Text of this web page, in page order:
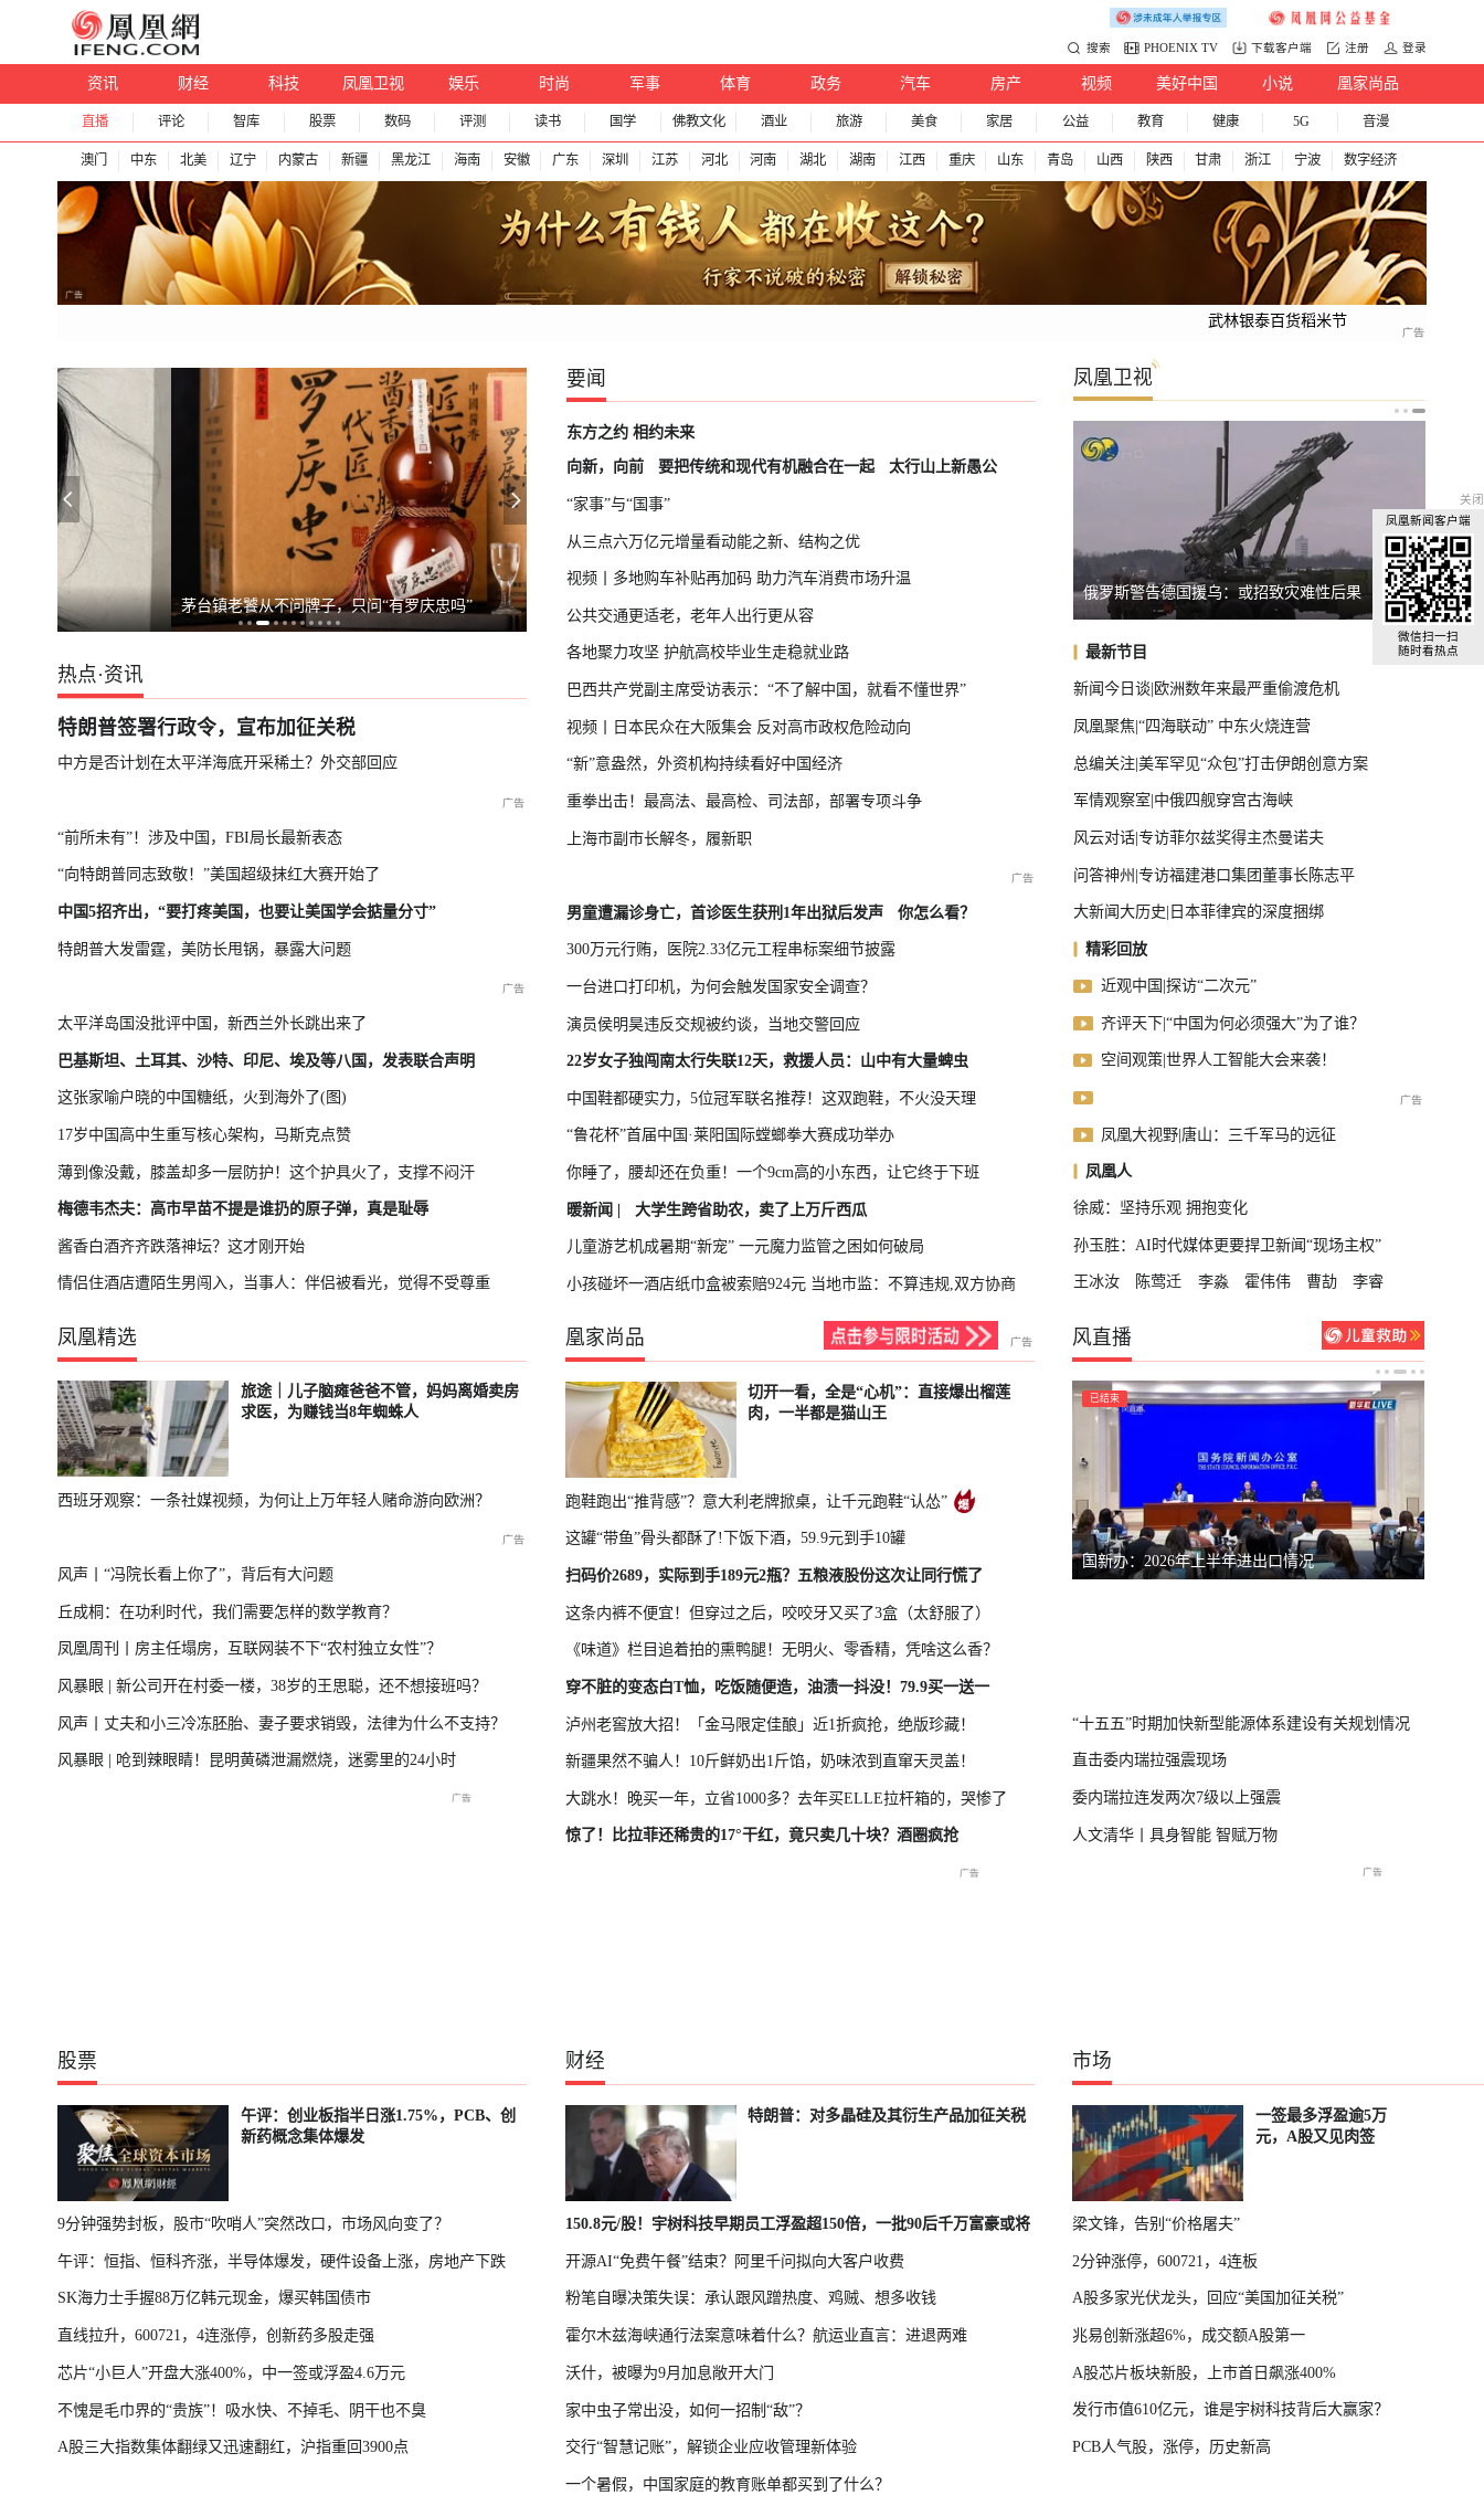
搜索 PHOENIX TV 下载客户端 注册 登录
资讯 财经 科技 凤凰卫视 娱乐 时尚 军事 体育 政务 汽车 房产 视频 美好中国 小说 凰家尚品
直播 评论 智库 股票 数码 评测 读书 国学 佛教文化 酒业 旅游 美食 家居 公益 教育 健康 5G 音漫
澳门 中东 北美 辽宁 内蒙古 新疆 黑龙江 海南 安徽 广东 深圳 江苏 河北 河南 湖北 湖南 江西 重庆 山东 青岛 山西 陕西 甘肃 浙江 宁波 数字经济
武林银泰百货稻米节
茅台镇老饕从不问牌子，只问“有罗庆忠吗” U17国足三连胜晋级半决赛 全球汽车前十，中国占了三把椅子
热点 ·资讯
特朗普签署行政令，宣布加征关税
中方是否计划在太平洋海底开采稀土？外交部回应
“前所未有”！涉及中国，FBI局长最新表态
“向特朗普同志致敬！”美国超级抹红大赛开始了
中国5招齐出，“要打疼美国，也要让美国学会掂量分寸”
特朗普大发雷霆，美防长甩锅，暴露大问题
太平洋岛国没批评中国，新西兰外长跳出来了
巴基斯坦、土耳其、沙特、印尼、埃及等八国，发表联合声明
这张家喻户晓的中国糖纸，火到海外了(图)
17岁中国高中生重写核心架构，马斯克点赞
薄到像没戴，膝盖却多一层防护！这个护具火了，支撑不闷汗
梅德韦杰夫：高市早苗不提是谁扔的原子弹，真是耻辱
酱香白酒齐齐跌落神坛？这才刚开始
情侣住酒店遭陌生男闯入，当事人：伴侣被看光，觉得不受尊重
要闻
东方之约 相约未来
向新，向前
要把传统和现代有机融合在一起 太行山上新愚公
“家事”与“国事”
从三点六万亿元增量看动能之新、结构之优
视频丨多地购车补贴再加码 助力汽车消费市场升温
公共交通更适老，老年人出行更从容
各地聚力攻坚 护航高校毕业生走稳就业路
巴西共产党副主席受访表示：“不了解中国，就看不懂世界”
视频丨日本民众在大阪集会 反对高市政权危险动向
“新”意盎然，外资机构持续看好中国经济
重拳出击！最高法、最高检、司法部，部署专项斗争
上海市副市长解冬，履新职
男童遭漏诊身亡，首诊医生获刑1年出狱后发声 你怎么看？
300万元行贿，医院2.33亿元工程串标案细节披露
一台进口打印机，为何会触发国家安全调查？
演员侯明昊违反交规被约谈，当地交警回应
22岁女子独闯南太行失联12天，救援人员：山中有大量蜱虫
中国鞋都硬实力，5位冠军联名推荐！这双跑鞋，不火没天理
“鲁花杯”首届中国·莱阳国际螳螂拳大赛成功举办
你睡了，腰却还在负重！一个9cm高的小东西，让它终于下班
暖新闻 | 大学生跨省助农，卖了上万斤西瓜
儿童游艺机成暑期“新宠” 一元魔力监管之困如何破局
小孩碰坏一酒店纸巾盒被索赔924元 当地市监：不算违规,双方协商
凤凰卫视
俄罗斯警告德国援乌：或招致灾难性后果 英国宣布对俄罗斯实施新一轮制裁 俄罗斯警告德国援乌：或招致灾难性后果 英国
最新节目
新闻今日谈|欧洲数年来最严重偷渡危机
凤凰聚焦|“四海联动” 中东火烧连营
总编关注|美军罕见“众包”打击伊朗创意方案
军情观察室|中俄四舰穿宫古海峡
风云对话|专访菲尔兹奖得主杰曼诺夫
问答神州|专访福建港口集团董事长陈志平
大新闻大历史|日本菲律宾的深度捆绑
精彩回放
近观中国|探访“二次元”
齐评天下|“中国为何必须强大”为了谁？
空间观策|世界人工智能大会来袭！
凤凰大视野|唐山：三千军马的远征
凤凰人
徐威：坚持乐观 拥抱变化
孙玉胜：AI时代媒体更要捍卫新闻“现场主权”
王冰汝 陈莺迁 李淼 霍伟伟 曹劼 李睿
凤凰精选
旅途｜儿子脑瘫爸爸不管，妈妈离婚卖房
求医，为赚钱当8年蜘蛛人
西班牙观察：一条社媒视频，为何让上万年轻人赌命游向欧洲？
风声丨“冯院长看上你了”，背后有大问题
丘成桐：在功利时代，我们需要怎样的数学教育？
凤凰周刊丨房主任塌房，互联网装不下“农村独立女性”？
风暴眼 | 新公司开在村委一楼，38岁的王思聪，还不想接班吗？
风声丨丈夫和小三冷冻胚胎、妻子要求销毁，法律为什么不支持？
风暴眼 | 呛到辣眼睛！昆明黄磷泄漏燃烧，迷雾里的24小时
凰家尚品
切开一看，全是“心机”：直接爆出榴莲
肉，一半都是猫山王
跑鞋跑出“推背感”？意大利老牌掀桌，让千元跑鞋“认怂”
这罐“带鱼”骨头都酥了!下饭下酒，59.9元到手10罐
扫码价2689，实际到手189元2瓶？五粮液股份这次让同行慌了
这条内裤不便宜！但穿过之后，咬咬牙又买了3盒（太舒服了）
《味道》栏目追着拍的熏鸭腿！无明火、零香精，凭啥这么香？
穿不脏的变态白T恤，吃饭随便造，油渍一抖没！79.9买一送一
泸州老窖放大招！「金马限定佳酿」近1折疯抢，绝版珍藏！
新疆果然不骗人！10斤鲜奶出1斤馅，奶味浓到直窜天灵盖！
大跳水！晚买一年，立省1000多？去年买ELLE拉杆箱的，哭惨了
惊了！比拉菲还稀贵的17°干红，竟只卖几十块？酒圈疯抢
风直播
已结束
交流现场
年大会特别报道
轮播中
播
经济运行情况
已结束
最新进展
会
已结束
国新办：2026年上半年进出口情况
“十五五”时期加快新型能源体系建设有关规划情况
直击委内瑞拉强震现场
委内瑞拉连发两次7级以上强震
人文清华丨具身智能 智赋万物
股票
午评：创业板指半日涨1.75%，PCB、创
新药概念集体爆发
9分钟强势封板，股市“吹哨人”突然改口，市场风向变了？
午评：恒指、恒科齐涨，半导体爆发，硬件设备上涨，房地产下跌
SK海力士手握88万亿韩元现金，爆买韩国债市
直线拉升，600721，4连涨停，创新药多股走强
芯片“小巨人”开盘大涨400%，中一签或浮盈4.6万元
不愧是毛巾界的“贵族”！吸水快、不掉毛、阴干也不臭
A股三大指数集体翻绿又迅速翻红，沪指重回3900点
财经
特朗普：对多晶硅及其衍生产品加征关税
150.8元/股！宇树科技早期员工浮盈超150倍，一批90后千万富豪或将
诞生
开源AI“免费午餐”结束？阿里千问拟向大客户收费
粉笔自曝决策失误：承认跟风蹭热度、鸡贼、想多收钱
霍尔木兹海峡通行法案意味着什么？航运业直言：进退两难
沃什，被曝为9月加息敞开大门
家中虫子常出没，如何一招制“敌”？
交行“智慧记账”，解锁企业应收管理新体验
一个暑假，中国家庭的教育账单都买到了什么？
市场
一签最多浮盈逾5万
元，A股又见肉签
梁文锋，告别“价格屠夫”
2分钟涨停，600721，4连板
A股多家光伏龙头，回应“美国加征关税”
兆易创新涨超6%，成交额A股第一
A股芯片板块新股，上市首日飙涨400%
发行市值610亿元，谁是宇树科技背后大赢家？
PCB人气股，涨停，历史新高
关闭
凤凰新闻客户端
微信扫一扫
随时看热点